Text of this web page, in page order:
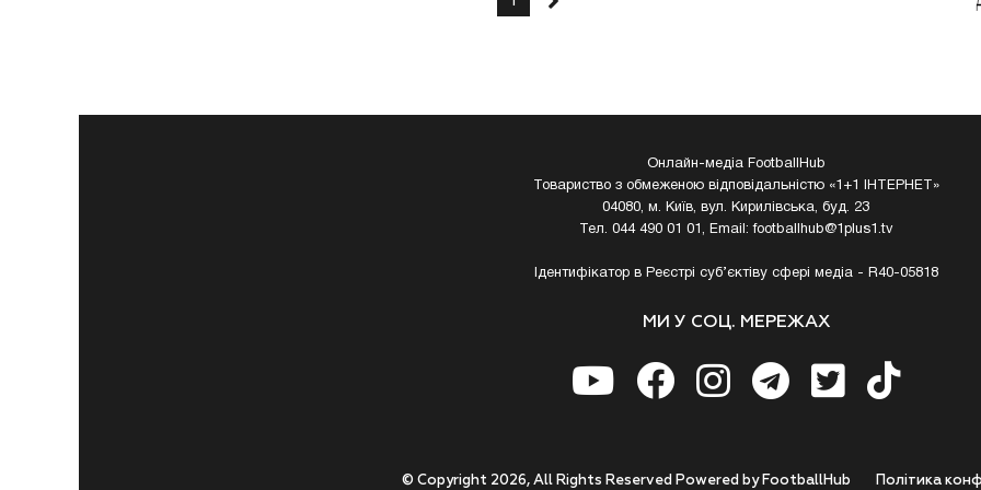
Онлайн-медіа FootballHub
Товариство з обмеженою відповідальністю «1+1 ІНТЕРНЕТ»
04080, м. Київ, вул. Кирилівська, буд. 23
Тел. 044 490 01 01, Email:footballhub@1plus1.tv
Ідентифікатор в Реєстрі суб’єктіву сфері медіа - R40-05818
МИ У СОЦ. МЕРЕЖАХ
Полiтика
© Copyright 2026, All Rights Reserved Powered by FootballHub